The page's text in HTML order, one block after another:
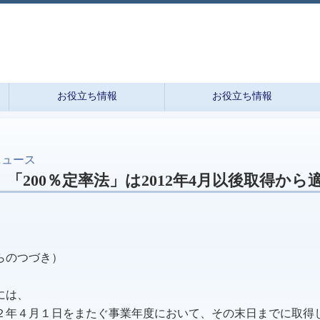
お役立ち情報 お役立ち情報
ース
「200％定率法」は2012年4月以後取得から
つづき）
、
４月１日をまたぐ事業年度において、その末日までに取